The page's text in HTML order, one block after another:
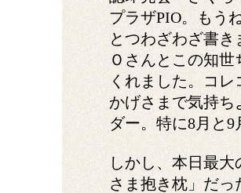
プラザPIO。もう
とつわざわざ書
Ｏさんとこの知
くれました。コ
かげさまで気持
ダー。特に8月と
しかし、本日最
さま抱き枕」だ